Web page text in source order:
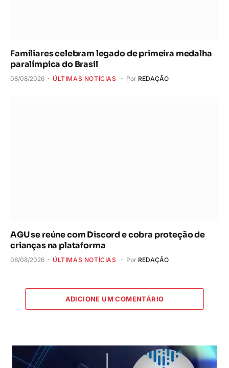
Familiares celebram legado de primeira medalha
paralímpica do Brasil
08/08/2026 ÚLTIMAS NOTÍCIAS Por REDAÇÃO
AGU se reúne com Discord e cobra proteção de
crianças na plataforma
08/08/2026 ÚLTIMAS NOTÍCIAS Por REDAÇÃO
ADICIONE UM COMENTÁRIO